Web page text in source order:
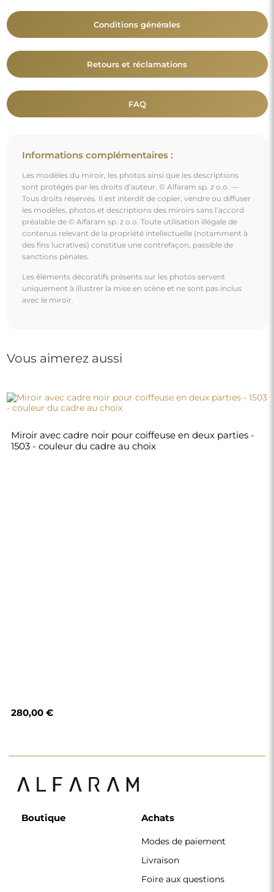
Conditions générales
Retours et réclamations
FAQ
Informations complémentaires :
Les modèles du miroir, les photos ainsi que les descriptions
sont protégés par les droits d’auteur. © Alfaram sp. z o.o. —
Tous droits réservés. Il est interdit de copier, vendre ou diffuser
les modèles, photos et descriptions des miroirs sans l’accord
préalable de © Alfaram sp. z o.o. Toute utilisation illégale de
contenus relevant de la propriété intellectuelle (notamment à
des fins lucratives) constitue une contrefaçon, passible de
sanctions pénales.
Les éléments décoratifs présents sur les photos servent
uniquement à illustrer la mise en scène et ne sont pas inclus
avec le miroir.
Vous aimerez aussi
Miroir avec cadre noir pour coiffeuse en deux parties -
1503 - couleur du cadre au choix
280,00 €
Boutique Achats
Modes de paiement
Livraison
Foire aux questions